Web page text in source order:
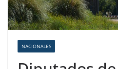
NACIONALES